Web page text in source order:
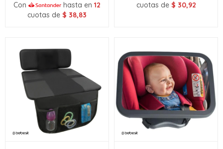
Con hasta en 12
cuotas de $ 38,83
cuotas de $ 30,92